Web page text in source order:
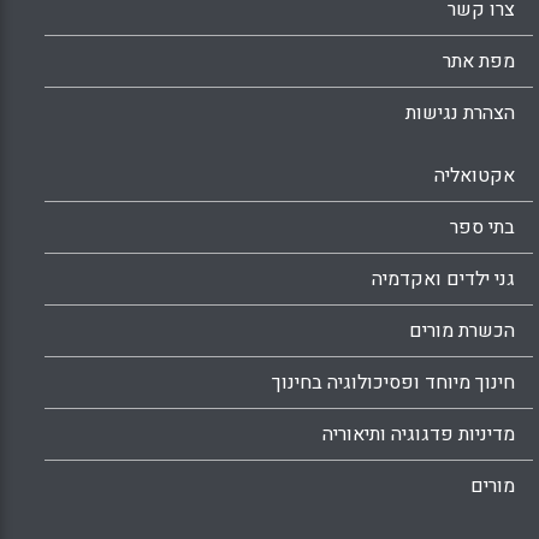
צרו קשר
מפת אתר
הצהרת נגישות
אקטואליה
בתי ספר
גני ילדים ואקדמיה
הכשרת מורים
חינוך מיוחד ופסיכולוגיה בחינוך
מדיניות פדגוגיה ותיאוריה
מורים